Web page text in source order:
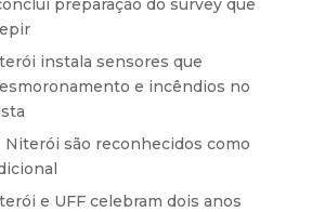
preparação do survey que
instala sensores que
e incêndios no
Niterói são reconhecidos como
e UFF celebram dois anos